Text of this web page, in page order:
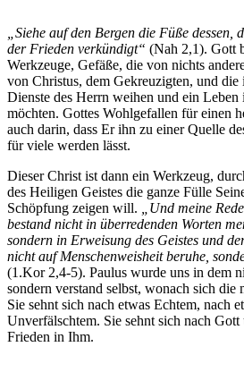
„Siehe auf den Bergen die Füße dessen,
der Frieden verkündigt“ (Nah 2,1). Gott
Werkzeuge, Gefäße, die von nichts
von Christus, dem Gekreuzigten, und
Dienste des Herrn weihen und ein
möchten. Gottes Wohlgefallen für einen
auch darin, dass Er ihn zu einer Quelle
für viele werden lässt.
Dieser Christ ist dann ein Werkzeug,
des Heiligen Geistes die ganze Fülle
Schöpfung zeigen will. „Und meine
bestand nicht in überredenden Worten
sondern in Erweisung des Geistes und
nicht auf Menschenweisheit beruhe,
(1.Kor 2,4-5). Paulus wurde uns in dem
sondern verstand selbst, wonach sich die
Sie sehnt sich nach etwas Echtem, nach
Unverfälschtem. Sie sehnt sich nach
Frieden in Ihm.